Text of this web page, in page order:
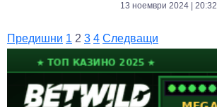
13 ноември 2024 | 20:32
Предишни 1 2 3 4 Следващи